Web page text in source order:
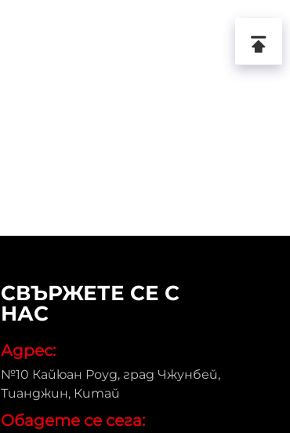
СВЪРЖЕТЕ СЕ С
НАС
Адрес:
№10 Кайюан Роуд, град Чжунбей,
Тианджин, Китай
Обадете се сега: